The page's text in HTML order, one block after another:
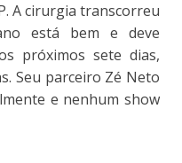
A cirurgia transcorreu
está bem e deve
próximos sete dias,
Seu parceiro Zé Neto
e nenhum show